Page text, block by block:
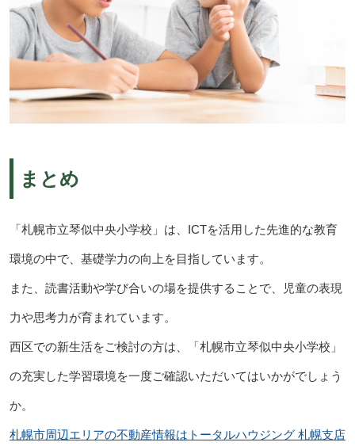
まとめ
「札幌市立琴似中央小学校」は、ICTを活用した先進的な教育
環境の中で、基礎学力の向上を目指しています。
また、読書活動や学び合いの場を提供することで、児童の表現
力や思考力が育まれています。
西区での新生活をご検討の方は、「札幌市立琴似中央小学校」
の充実した学習環境を一度ご確認いただいてはいかがでしょう
か。
札幌市周辺エリアの不動産情報はトータルハウジング 札幌支店